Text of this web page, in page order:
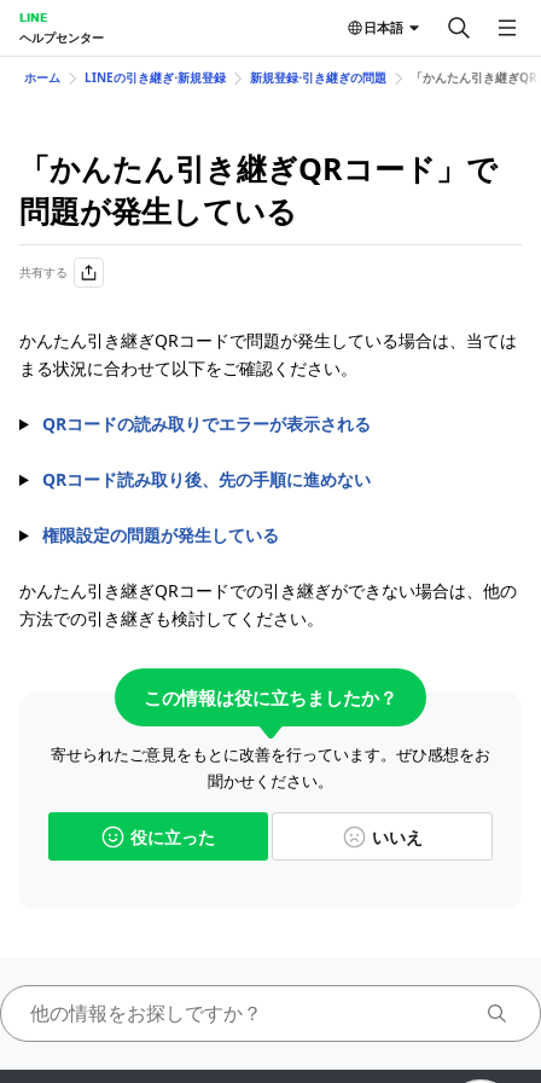
LINE
ヘルプセンター
日本語
ホーム LINEの引き継ぎ⋅新規登録 新規登録⋅引き継ぎの問題 「かんたん引き継ぎ
「かんたん引き継ぎQRコード」で
問題が発生している
共有する
かんたん引き継ぎQRコードで問題が発生している場合は、当ては
まる状況に合わせて以下をご確認ください。
QRコードの読み取りでエラーが表示される
QRコード読み取り後、先の手順に進めない
権限設定の問題が発生している
かんたん引き継ぎQRコードでの引き継ぎができない場合は、他の
方法での引き継ぎも検討してください。
この情報は役に立ちましたか？
寄せられたご意見をもとに改善を行っています。ぜひ感想をお
聞かせください。
役に立った いいえ